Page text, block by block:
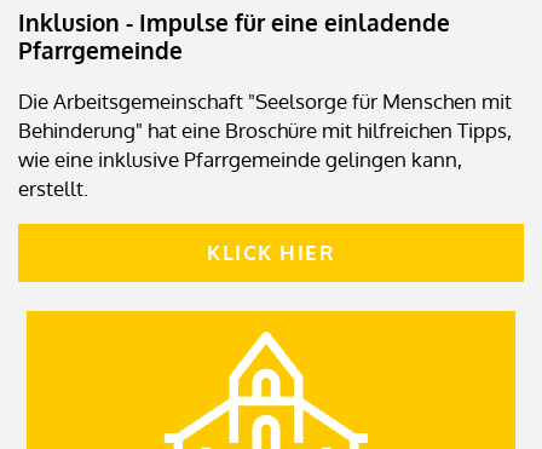
Inklusion - Impulse für eine einladende
Pfarrgemeinde
Die Arbeitsgemeinschaft "Seelsorge für Menschen mit
Behinderung" hat eine Broschüre mit hilfreichen Tipps,
wie eine inklusive Pfarrgemeinde gelingen kann,
erstellt.
KLICK HIER